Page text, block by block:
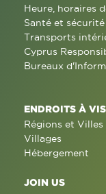
Heure, horaires
Santé et sécurité
Transports
Cyprus
Bureaux
ENDROITS À
Régions et Villes
Villages
Hébergement
JOIN US